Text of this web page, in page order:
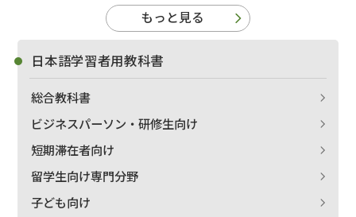
もっと見る
日本語学習者用教科書
総合教科書
ビジネスパーソン・研修生向け
短期滞在者向け
留学生向け専門分野
子ども向け